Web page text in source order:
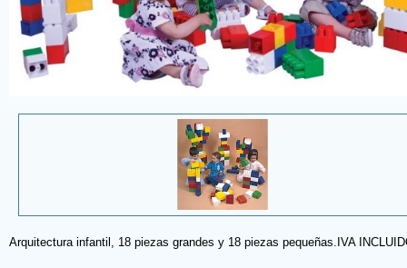
Arquitectura infantil, 18 piezas grandes y 18 piezas pequeñas.IVA